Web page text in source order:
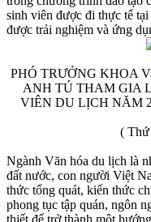
sinh viên được đi thực tế
được trải nghiệm và ứng
PHÓ TRƯỞNG KHOA
ANH TÚ THAM GIA
VIÊN DU LỊCH NĂM
( Thứ
Ngành Văn hóa du lịch là
đất nước, con người Việt
thức tổng quát, kiến thức
phong tục tập quán, ngôn
thiết để trở thành một